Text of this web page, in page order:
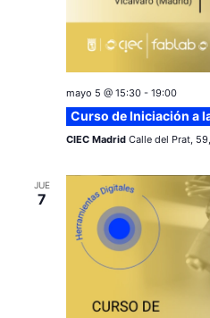
mayo 5 @ 15:30- 19:00
Curso de Iniciación a
CIEC Madrid Calle del Prat,
JUE
7